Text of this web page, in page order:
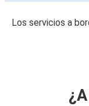
Los servicios a